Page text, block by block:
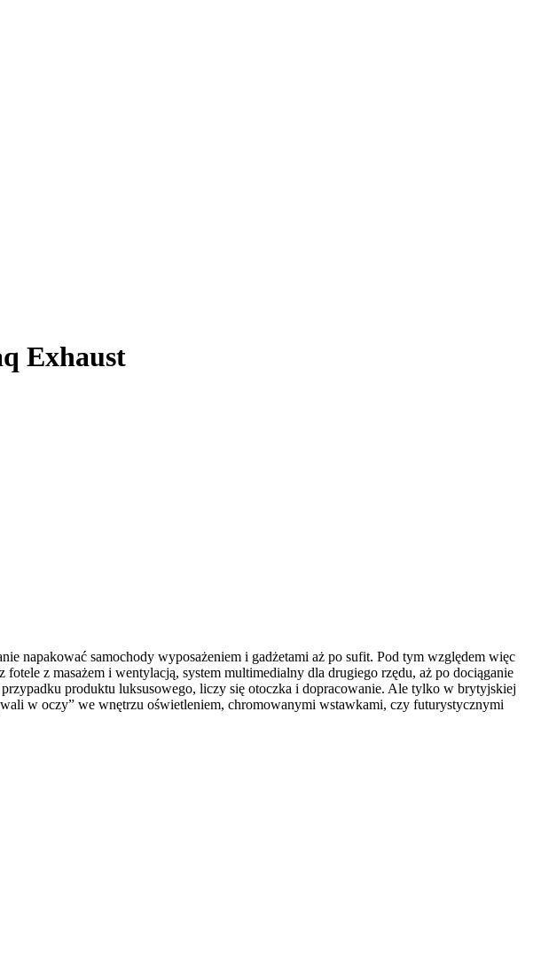
Exhaust
napakować samochody wyposażeniem i gadżetami aż po sufit. Pod tym względem więc
z masażem i wentylacją, system multimedialny dla drugiego rzędu, aż po dociąganie
produktu luksusowego, liczy się otoczka i dopracowanie. Ale tylko w brytyjskiej
w oczy” we wnętrzu oświetleniem, chromowanymi wstawkami, czy futurystycznymi